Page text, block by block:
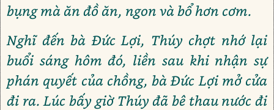
bụng mà ăn đồ ăn, ngon và bổ hơn cơm.
Nghĩ đến bà Đức Lợi, Thúy chợt nhớ lại
buổi sáng hôm đó, liền sau khi nhận sự
phán quyết của chồng, bà Đức Lợi mở cửa
đi ra. Lúc bấy giờ Thúy đã bê thau nước đi